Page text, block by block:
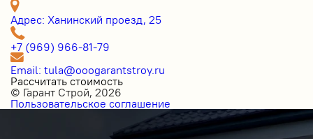
Адрес: Ханинский проезд, 25
+7 (969) 966-81-79
Email: tula@ooogarantstroy.ru
Рассчитать стоимость
© Гарант Строй, 2026
Пользовательское соглашение